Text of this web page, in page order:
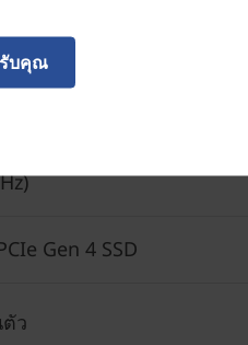
านการโหลดที่มาพร้อมเครื่
®(ผ่านการรับรอง)
Gen 4 SSD
ว
บคุณ